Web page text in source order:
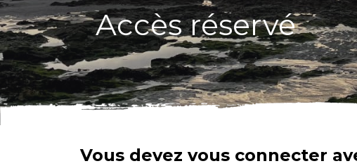
Accès réservé
Vous devez vous connecter